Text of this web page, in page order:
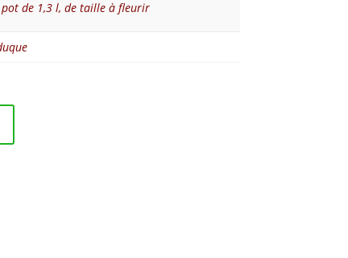
de 1,3 l, de taille à fleurir